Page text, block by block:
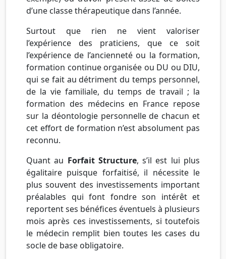
d’une classe thérapeutique dans l’année.
Surtout que rien ne vient valoriser
l’expérience des praticiens, que ce soit
l’expérience de l’ancienneté ou la formation,
formation continue organisée ou DU ou DIU,
qui se fait au détriment du temps personnel,
de la vie familiale, du temps de travail ; la
formation des médecins en France repose
sur la déontologie personnelle de chacun et
cet effort de formation n’est absolument pas
reconnu.
Quant au Forfait Structure, s’il est lui plus
égalitaire puisque forfaitisé, il nécessite le
plus souvent des investissements important
préalables qui font fondre son intérêt et
reportent ses bénéfices éventuels à plusieurs
mois après ces investissements, si toutefois
le médecin remplit bien toutes les cases du
socle de base obligatoire.